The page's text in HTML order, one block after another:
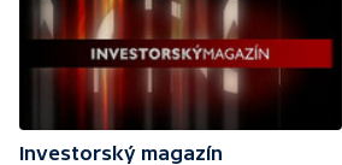
Investorský magazín